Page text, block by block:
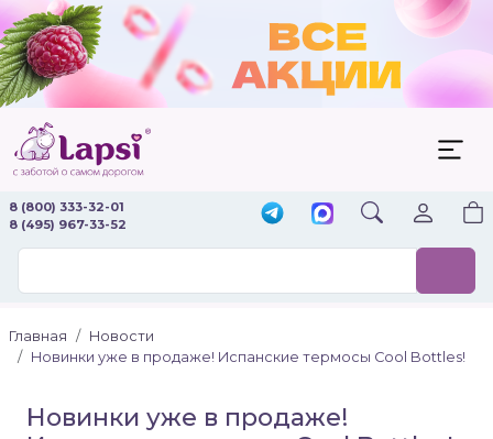
8 (800) 333-32-01
8 (495) 967-33-52
Главная
Новости
Новинки уже в продаже! Испанские термосы Cool Bottles!
Новинки уже в продаже!